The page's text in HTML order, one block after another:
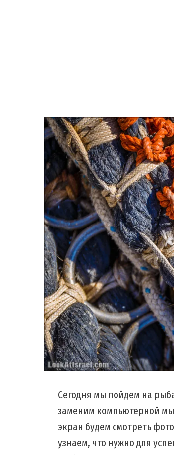
Сегодня мы пойдем на
заменим компьютерной
экран будем смотреть
узнаем, что нужно для